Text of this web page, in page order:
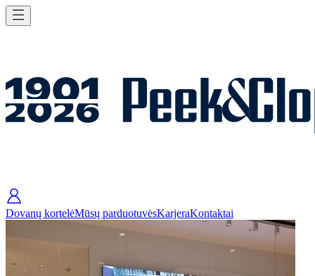
Dovanų kortelėMūsų parduotuvėsKarjeraKontaktai